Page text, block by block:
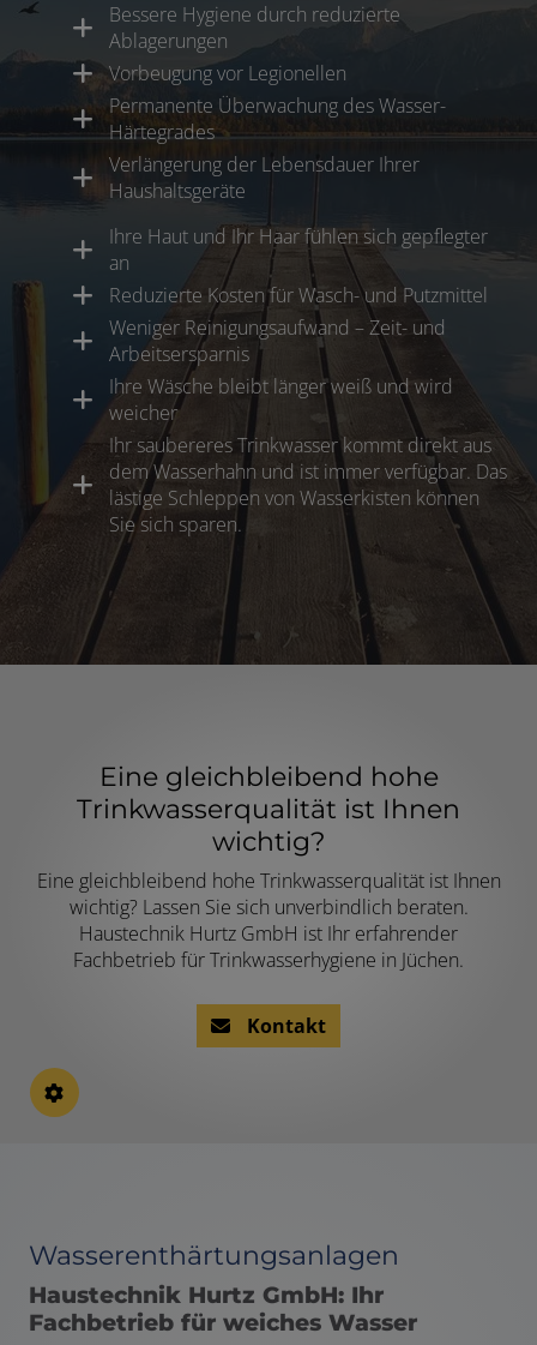
Bessere Hygiene durch reduzierte
Ablagerungen
Vorbeugung vor Legionellen
Permanente Überwachung des Wasser-
Härtegrades
Verlängerung der Lebensdauer Ihrer
Haushaltsgeräte
Ihre Haut und Ihr Haar fühlen sich gepflegter
an
Reduzierte Kosten für Wasch- und Putzmittel
Weniger Reinigungsaufwand – Zeit- und
Arbeitsersparnis
Ihre Wäsche bleibt länger weiß und wird
weicher
Ihr saubereres Trinkwasser kommt direkt aus
dem Wasserhahn und ist immer verfügbar. Das
lästige Schleppen von Wasserkisten können
Sie sich sparen.
Eine gleichbleibend hohe
Trinkwasserqualität ist Ihnen
wichtig?
Eine gleichbleibend hohe Trinkwasserqualität ist Ihnen
wichtig? Lassen Sie sich unverbindlich beraten.
Haustechnik Hurtz GmbH ist Ihr erfahrender
Fachbetrieb für Trinkwasserhygiene in Jüchen.
Kontakt
Wasserenthärtungsanlagen
Haustechnik Hurtz GmbH: Ihr
Fachbetrieb für weiches Wasser